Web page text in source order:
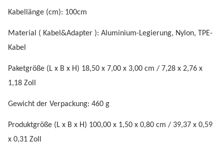
Kabellänge (cm): 100cm
Material ( Kabel&Adapter ): Aluminium-Legierung, Nylon, TPE-
Kabel
Paketgröße (L x B x H) 18,50 x 7,00 x 3,00 cm / 7,28 x 2,76 x
1,18 Zoll
Gewicht der Verpackung: 460 g
Produktgröße (L x B x H) 100,00 x 1,50 x 0,80 cm / 39,37 x 0,59
x 0,31 Zoll